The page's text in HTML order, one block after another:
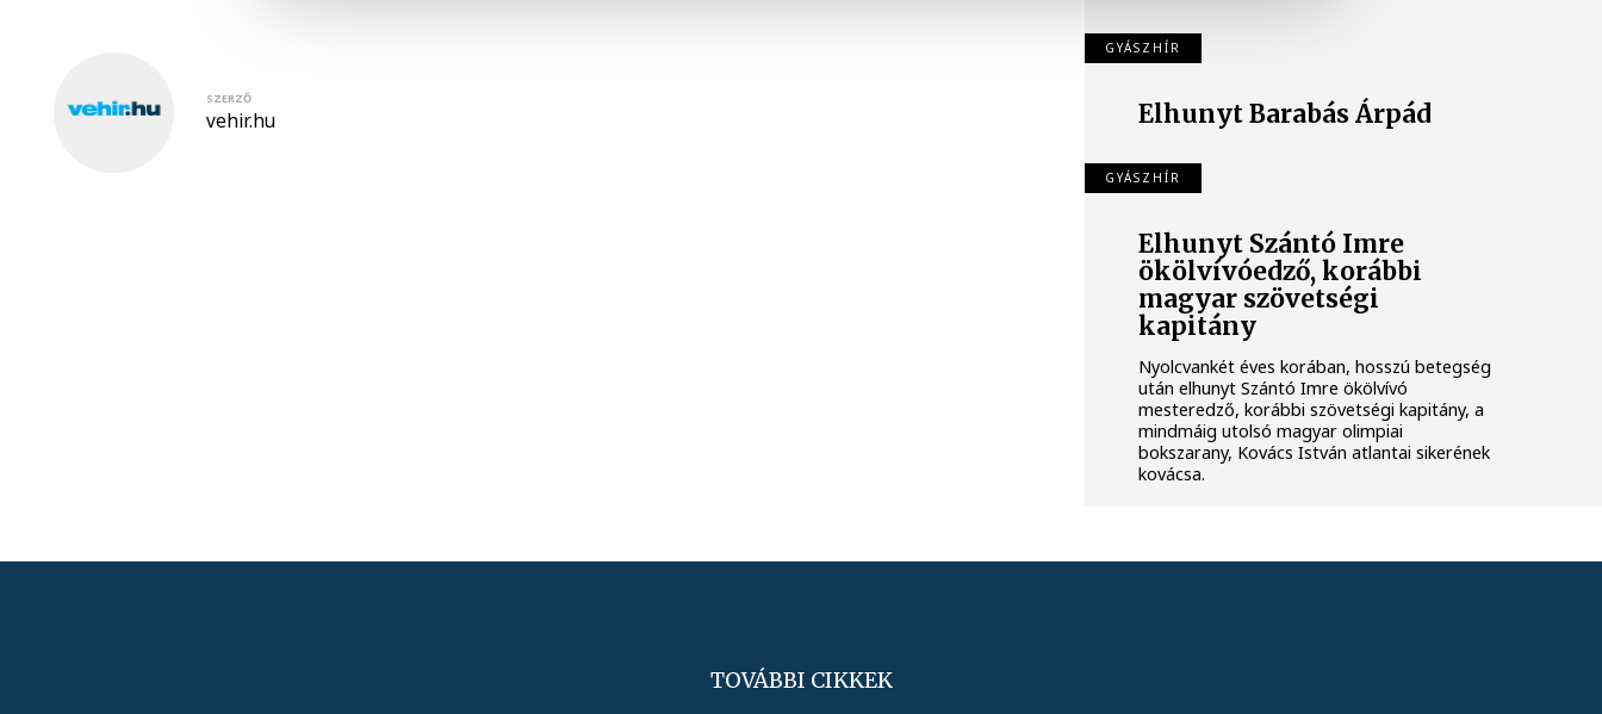
SZERZŐ
vehir.hu
GYÁSZHÍR
Elhunyt Barabás Árpád
GYÁSZHÍR
Elhunyt Szántó Imre
ökölvívóedző, korábbi
magyar szövetségi
kapitány
Nyolcvankét éves korában, hosszú betegség
után elhunyt Szántó Imre ökölvívó
mesteredző, korábbi szövetségi kapitány, a
mindmáig utolsó magyar olimpiai
bokszarany, Kovács István atlantai sikerének
kovácsa.
TOVÁBBI CIKKEK